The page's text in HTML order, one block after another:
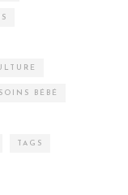
SOINS BÉBÉ
TAGS